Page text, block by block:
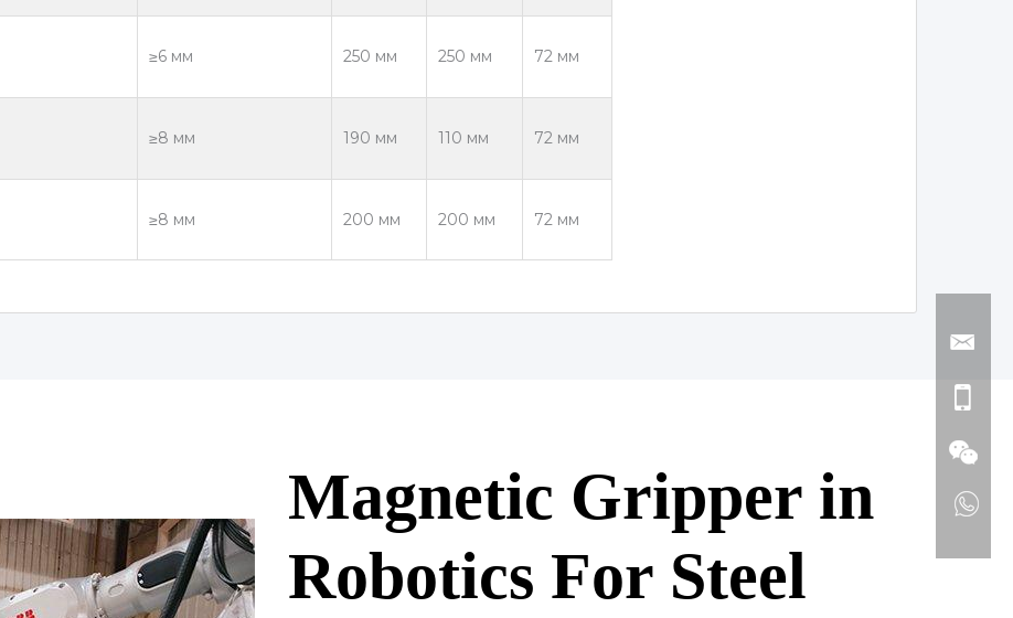
≥6 мм 250 мм 250 мм 72 мм
≥8 мм 190 мм 110 мм 72 мм
≥8 мм 200 мм 200 мм 72 мм
Magnetic Gripper in
Robotics For Steel